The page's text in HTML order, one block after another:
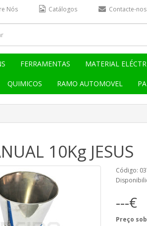
Nós Catálogos Contacte-nos
FERRAMENTAS MATERIAL
QUIMICOS RAMO AUTOMOVEL
10Kg JESUS
Código:
---€
Preço